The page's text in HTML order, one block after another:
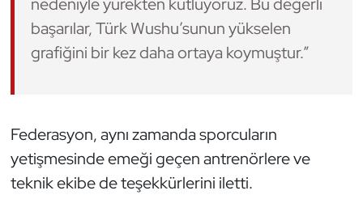
başarılar, Türk Wushu’sunun yükselen
grafiğini bir kez daha ortaya koymuştur.”
Federasyon, aynı zamanda sporcuların
yetişmesinde emeği geçen antrenörlere ve
teknik ekibe de teşekkürlerini iletti.
Triatlon
Wushu Kungfu